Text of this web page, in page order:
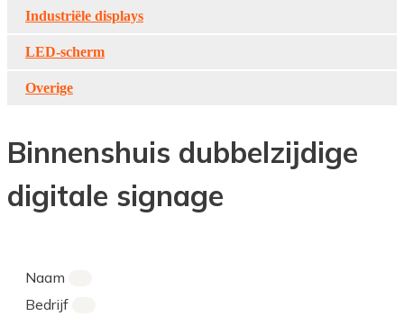
Industriële displays
LED-scherm
Overige
Binnenshuis dubbelzijdige
digitale signage
Naam
Bedrijf